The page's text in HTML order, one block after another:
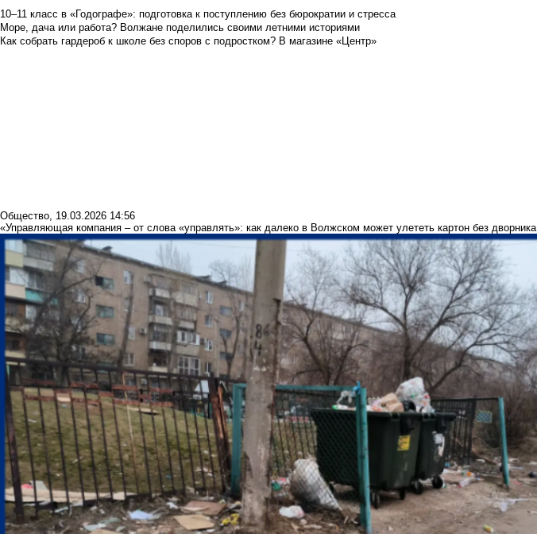
10–11 класс в «Годографе»: подготовка к поступлению без бюрократии и стресса
Море, дача или работа? Волжане поделились своими летними историями
Как собрать гардероб к школе без споров с подростком? В магазине «Центр»
Общество, 19.03.2026 14:56
«Управляющая компания – от слова «управлять»: как далеко в Волжском может улететь картон без дворника